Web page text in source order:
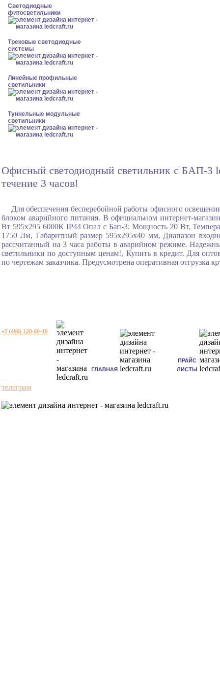
Светодиодные
фитосветильники
Трековые светодиодные
системы
Линейные профильные
светильники
Туннельные модульные
светильники
Офисный светодиодный светильник с БАП-3
течение 3 часов!
Для обеспечения бесперебойной работы офисного
блоком аварийного питания. В официальном интернет-
Вт 595x295 6000К IP44 Опал с Бап-3: Мощность 20 Вт,
1750 Лм, Габаритный размер 595x295x40 мм, Диапазон
рассчитанный на 3 часа работы в аварийном режиме.
светильники по доступным ценам!, Купить в кредит. Для
по чертежам заказчика. Предусмотрена оперативная отгрузка
+7 (495) 120-80-10
ГЛАВНАЯ
ПРАЙС
ЛИСТЫ
телеграм